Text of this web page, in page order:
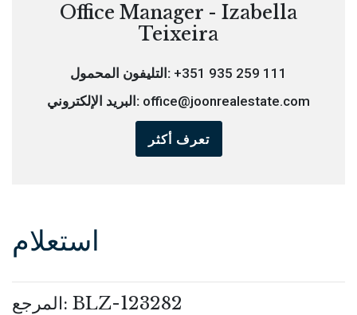
Office Manager - Izabella
Teixeira
التليفون المحمول: +351 935 259 111
البريد الإلكتروني: office@joonrealestate.com
تعرف أكثر
استعلام
المرجع: BLZ-123282